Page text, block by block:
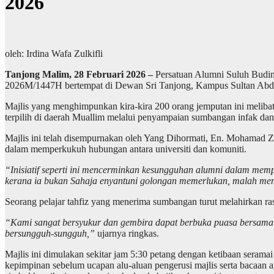
oleh: Irdina Wafa Zulkifli
Tanjong Malim, 28 Februari 2026 –Persatuan Alumni Suluh
2026M/1447H bertempat di Dewan Sri Tanjong, Kampus Sultan
Majlis yang menghimpunkan kira-kira 200 orang jemputan ini
terpilih di daerah Muallim melalui penyampaian sumbangan infak
Majlis ini telah disempurnakan oleh Yang Dihormati, En. Mohamad
dalam memperkukuh hubungan antara universiti dan komuniti.
“Inisiatif seperti ini mencerminkan kesungguhan alumni dalam
kerana ia bukan Sahaja enyantuni golongan memerlukan, malah
Seorang pelajar tahfiz yang menerima sumbangan turut melahirkan
“Kami sangat bersyukur dan gembira dapat berbuka puasa
bersungguh-sungguh,” ujarnya ringkas.
Majlis ini dimulakan sekitar jam 5:30 petang dengan ketibaan
kepimpinan sebelum ucapan alu-aluan pengerusi majlis serta